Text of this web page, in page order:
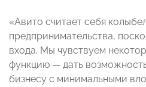
«Авито считает себя
предпринимательства,
входа. Мы чувствуем
функцию — дать
бизнесу с минимальными